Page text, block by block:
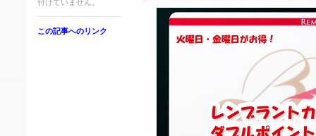
付けていません。
この記事へのリンク